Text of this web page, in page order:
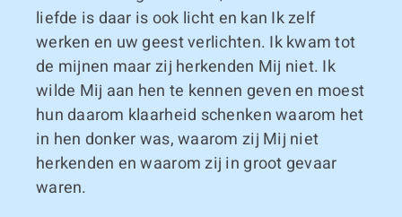
liefde is daar is ook licht en kan Ik zelf
werken en uw geest verlichten. Ik kwam tot
de mijnen maar zij herkenden Mij niet. Ik
wilde Mij aan hen te kennen geven en moest
hun daarom klaarheid schenken waarom het
in hen donker was, waarom zij Mij niet
herkenden en waarom zij in groot gevaar
waren.